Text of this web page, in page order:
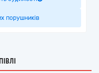
порушників